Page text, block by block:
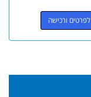
לפרטים ורכישה